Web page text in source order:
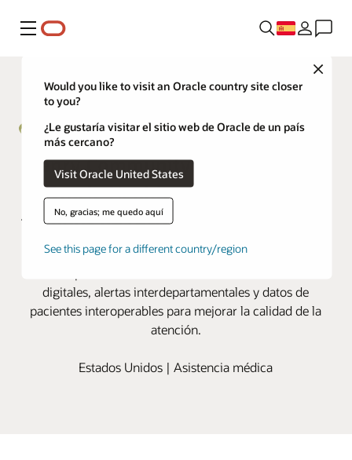
Menú
Close
Would you like to visit an Oracle country site closer
to you?
¿Le gustaría visitar el sitio web de Oracle de un país
más cercano?
Visit Oracle United States
No, gracias; me quedo aquí
See this page for a different country/region
Henry Community Health recurre
a Oracle Health para acelerar los
tiempos de respuesta y mejorar el
trabajo en equipo
digitales, alertas interdepartamentales y datos de
pacientes interoperables para mejorar la calidad de la
atención.
Estados Unidos | Asistencia médica